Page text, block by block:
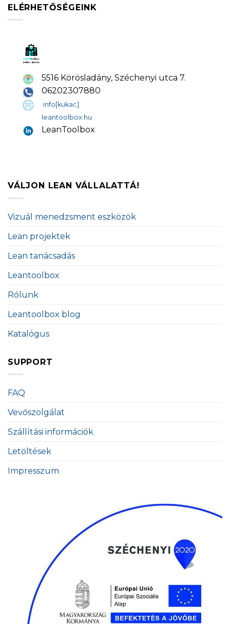
ELÉRHETŐSÉGEINK
5516 Körösladány, Széchenyi utca 7.
06202307880
info[kukac]
leantoolbox.hu
LeanToolbox
VÁLJON LEAN VÁLLALATTÁ!
Vizuál menedzsment eszközök
Lean projektek
Lean tanácsadás
Leantoolbox
Rólunk
Leantoolbox blog
Katalógus
SUPPORT
FAQ
Vevőszolgálat
Szállítási információk
Letöltések
Impresszum